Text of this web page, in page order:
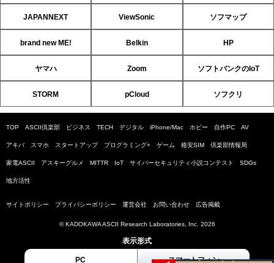
JAPANNEXT ViewSonic ソフマップ
brand new ME! Belkin HP
ヤマハ Zoom ソフトバンクのIoT
STORM pCloud ソフクリ
TOP ASCII倶楽部 ビジネス TECH デジタル iPhone/Mac ホビー 自作PC AV
アキバ スマホ スタートアップ プログラミング+ ゲーム 格安SIM 倶楽部情報局
家電ASCII アスキーグルメ MITTR IoT サイバーセキュリティ小説コンテスト SDGs
地方活性
サイトポリシー プライバシーポリシー 運営会社 お問い合わせ 広告掲載
© KADOKAWA ASCII Research Laboratories, Inc. 2026
表示形式
PC スマートフォン